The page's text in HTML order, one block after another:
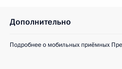
Дополнительно
Подробнее о мобильных приёмных